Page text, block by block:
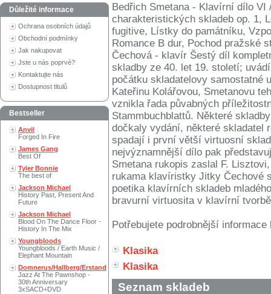
Důležité informace
Ochrana osobních údajů
Obchodní podmínky
Jak nakupovat
Jste u nás poprvé?
Kontaktujte nás
Dostupnost titulů
Bestseller
Anvil
Forged In Fire
James Gang
Best Of
Tyler Bonnie
The best of
Jackson Michael
History Past, Present And
Future
Jackson Michael
Blood On The Dance Floor -
History In The Mix
Youngbloods
Youngbloods / Earth Music /
Elephant Mountain
Domnerus/Hallberg/Erstand
Jazz At The Pawnshop -
30th Anniversary
3xSACD+DVD
Bedřich Smetana - Klavírní dílo
charakteristických skladeb op. 1,
fugitive, Lístky do památníku,
Romance B dur, Pochod pražské
Čechová - klavír Šestý díl
skladby ze 40. let 19. století;
počátku skladatelovy samostatné
Kateřinu Kolářovou, Smetanovu
vznikla řada půvabných
Stammbuchblattů. Některé
dočkaly vydání, některé skladatel
spadají i první větší virtuosní
nejvýznamnější dílo pak
Smetana rukopis zaslal F.
rukama klavíristky Jitky Čechové
poetika klavírních skladeb
bravurní virtuosita v klavírní
Potřebujete podrobnější
Klasika
Klasika
Seznam skladeb